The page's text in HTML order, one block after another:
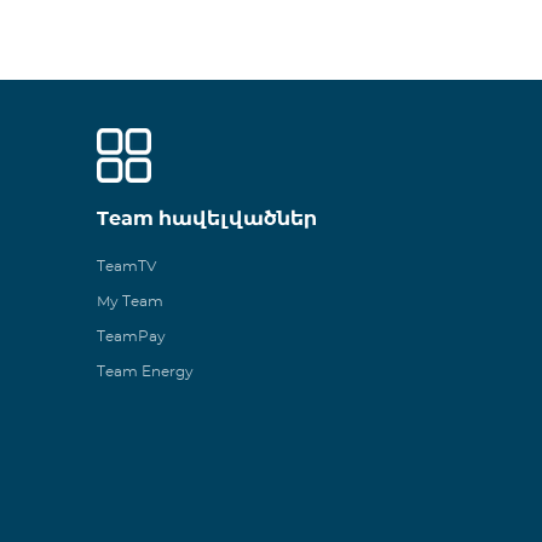
Team հավելվածներ
TeamTV
My Team
TeamPay
Team Energy